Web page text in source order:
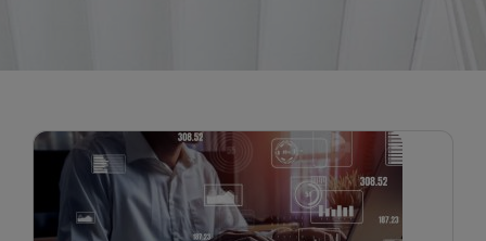
Partners
Español